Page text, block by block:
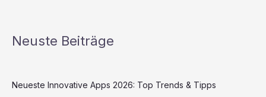
Neuste Beiträge
Neueste Innovative Apps 2026: Top Trends & Tipps